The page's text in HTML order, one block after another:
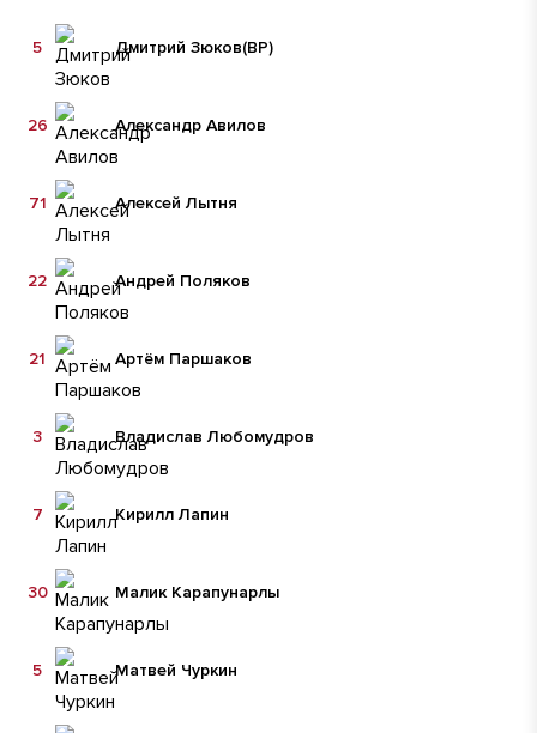
Дмитрий Зюков(ВР)
5
Александр Авилов
26
Алексей Лытня
71
Андрей Поляков
22
Артём Паршаков
21
Владислав Любомудров
3
Кирилл Лапин
7
Малик Карапунарлы
30
Матвей Чуркин
5